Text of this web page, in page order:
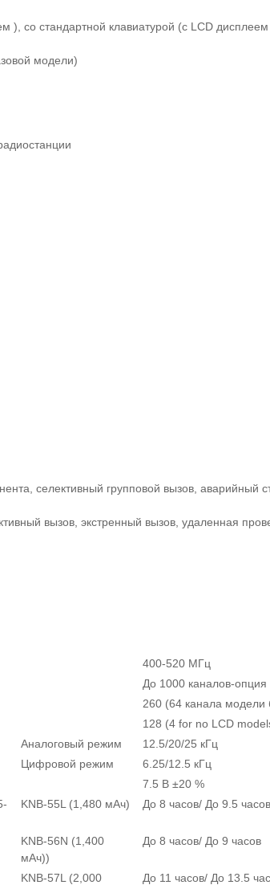
), со стандартной клавиатурой (с LCD
модели)
селективный групповой вызов, аварийный
вызов, экстренный вызов, удаленная
400-520 МГц
До 1000 каналов-опция
260 (64 канала модели
128 (4 for no LCD
Аналоговый режим
12.5/20/25 кГц
Цифровой режим
6.25/12.5 кГц
7.5 В ±20 %
KNB-55L (1,480 мАч) До 8 часов/ До 9.5 часов
KNB-56N (1,400
мАч))
До 8 часов/ До 9 часов
KNB-57L (2,000
До 11 часов/ До 13.5